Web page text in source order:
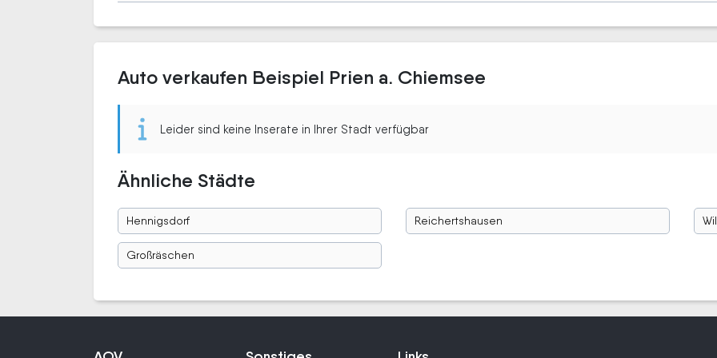
Auto verkaufen Beispiel Prien a. Chiemsee
Leider sind keine Inserate in Ihrer Stadt verfügbar
Ähnliche Städte
Hennigsdorf Reichertshausen
Großräschen